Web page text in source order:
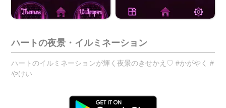
ハートの夜景・イルミネーション
ハートのイルミネーションが輝く夜景のきせかえ♡ #かがやく #
やけい